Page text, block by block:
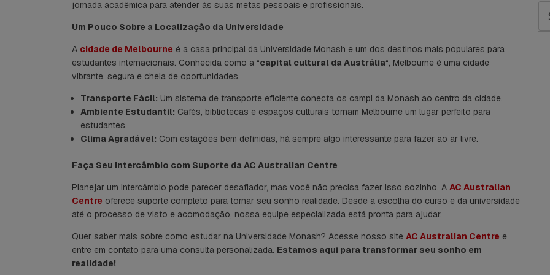
jornada acadêmica para atender às suas metas pessoais e profissionais.
Um Pouco Sobre a Localização da Universidade
A cidade de Melbourne é a casa principal da Universidade Monash e um dos destinos mais populares para
estudantes internacionais. Conhecida como a “capital cultural da Austrália“, Melbourne é uma cidade
vibrante, segura e cheia de oportunidades.
Transporte Fácil: Um sistema de transporte eficiente conecta os campi da Monash ao centro da cidade.
Ambiente Estudantil: Cafés, bibliotecas e espaços culturais tornam Melbourne um lugar perfeito para
estudantes.
Clima Agradável: Com estações bem definidas, há sempre algo interessante para fazer ao ar livre.
Faça Seu Intercâmbio com Suporte da AC Australian Centre
Planejar um intercâmbio pode parecer desafiador, mas você não precisa fazer isso sozinho. A AC Australian
Centre oferece suporte completo para tornar seu sonho realidade. Desde a escolha do curso e da universidade
até o processo de visto e acomodação, nossa equipe especializada está pronta para ajudar.
Quer saber mais sobre como estudar na Universidade Monash? Acesse nosso site AC Australian Centre e
entre em contato para uma consulta personalizada. Estamos aqui para transformar seu sonho em
realidade!